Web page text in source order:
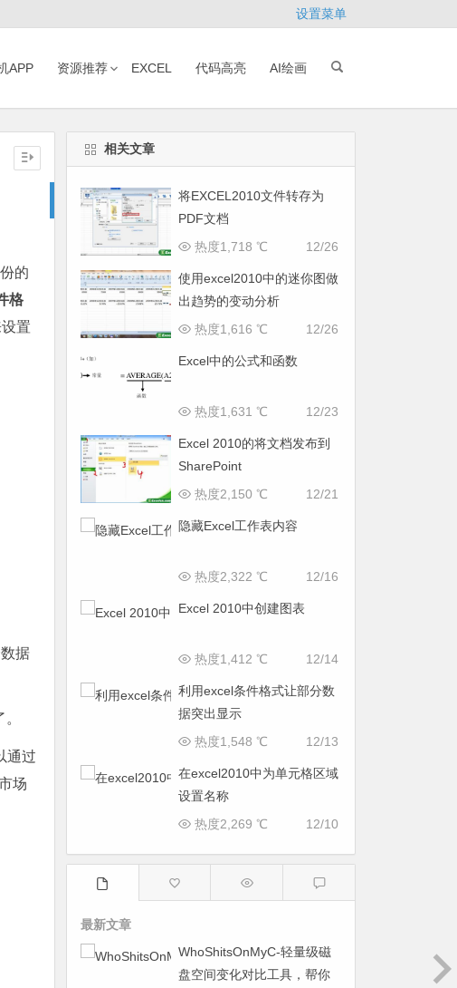
设置菜单
APP 资源推荐 EXCEL 代码高亮 AI绘画
的
格
置
据
通过
场
相关文章
将EXCEL2010文件转存为
PDF文档
12/26
热度1,718 ℃
使用excel2010中的迷你图做
出趋势的变动分析
12/26
热度1,616 ℃
Excel中的公式和函数
12/23
热度1,631 ℃
Excel 2010的将文档发布到
SharePoint
12/21
热度2,150 ℃
隐藏Excel工作表内容
12/16
热度2,322 ℃
Excel 2010中创建图表
12/14
热度1,412 ℃
利用excel条件格式让部分数
据突出显示
12/13
热度1,548 ℃
在excel2010中为单元格区域
设置名称
12/10
热度2,269 ℃
最新文章
WhoShitsOnMyC-轻量级磁
盘空间变化对比工具，帮你